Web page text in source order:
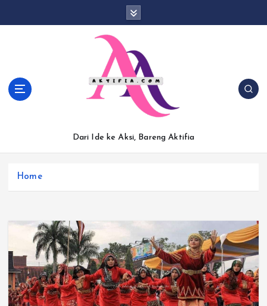
Dari Ide ke Aksi, Bareng Aktifia
Home